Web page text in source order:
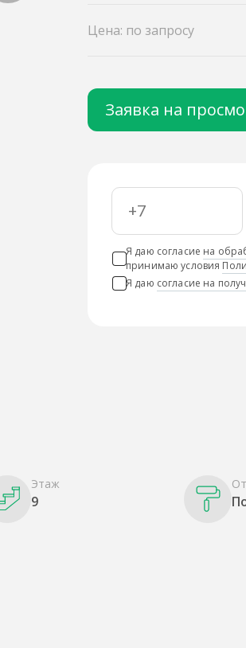
Цена: по запросу
Заявка на
Я даю согласие на
принимаю условия
Я даю согласие на
Этаж
9